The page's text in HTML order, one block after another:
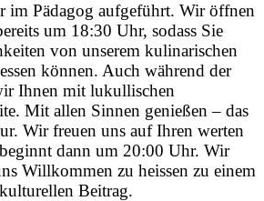
im Pädagog aufgeführt. Wir öffnen
um 18:30 Uhr, sodass Sie
von unserem kulinarischen
können. Auch während der
Ihnen mit lukullischen
Mit allen Sinnen genießen – das
Wir freuen uns auf Ihren werten
dann um 20:00 Uhr. Wir
Willkommen zu heissen zu einem
Beitrag.